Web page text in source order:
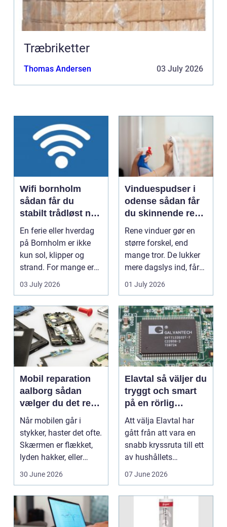
Træbriketter
Thomas Andersen 03 July 2026
Wifi bornholm
sådan får du
stabilt trådløst net
på klippeøen
En ferie eller hverdag
på Bornholm er ikke
kun sol, klipper og
strand. For mange er
en stabil intern...
03 July 2026
Vinduespudser i
odense sådan får
du skinnende rene
ruder året rundt
Rene vinduer gør en
større forskel, end
mange tror. De lukker
mere dagslys ind, får
hjem og erhvervs...
01 July 2026
Mobil reparation
aalborg sådan
vælger du det rette
værksted
Når mobilen går i
stykker, haster det ofte.
Skærmen er flækket,
lyden hakker, eller
batteriet løber ...
30 June 2026
Elavtal så väljer du
tryggt och smart
på en rörlig
elmarknad
Att välja Elavtal har
gått från att vara en
snabb kryssruta till ett
av hushållets
viktigaste ekonom...
07 June 2026